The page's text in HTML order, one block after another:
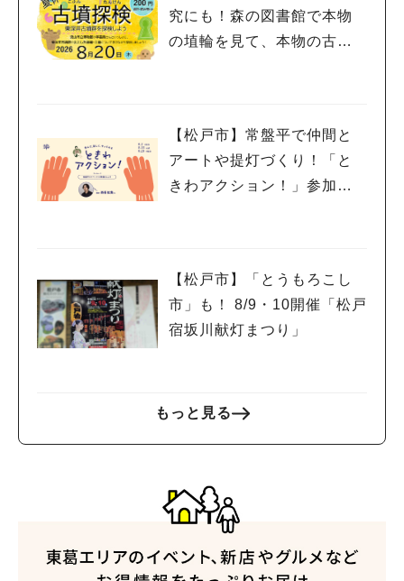
究にも！森の図書館で本物
の埴輪を見て、本物の古墳
【松戸市】常盤平で仲間と
アートや提灯づくり！「と
きわアクション！」参加者
【松戸市】「とうもろこし
市」も！ 8/9・10開催「松戸
宿坂川献灯まつり」
もっと見る